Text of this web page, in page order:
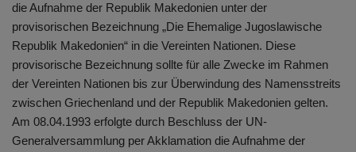
die Aufnahme der Republik Makedonien unter der
provisorischen Bezeichnung „Die Ehemalige Jugoslawische
Republik Makedonien“ in die Vereinten Nationen. Diese
provisorische Bezeichnung sollte für alle Zwecke im Rahmen
der Vereinten Nationen bis zur Überwindung des Namensstreits
zwischen Griechenland und der Republik Makedonien gelten.
Am 08.04.1993 erfolgte durch Beschluss der UN-
Generalversammlung per Akklamation die Aufnahme der